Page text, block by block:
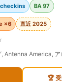
BA 97
×6 直近 2025
Antenna America,
🏆